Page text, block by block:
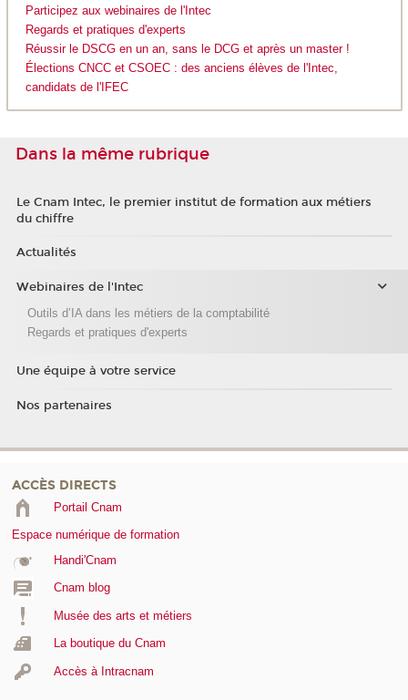
Participez aux webinaires de l'Intec
Regards et pratiques d'experts
Réussir le DSCG en un an, sans le DCG et après un master !
Élections CNCC et CSOEC : des anciens élèves de l'Intec,
candidats de l'IFEC
Dans la même rubrique
Le Cnam Intec, le premier institut de formation aux métiers
du chiffre
Actualités
Webinaires de l'Intec
Outils d’IA dans les métiers de la comptabilité
Regards et pratiques d'experts
Une équipe à votre service
Nos partenaires
ACCÈS DIRECTS
Portail Cnam
Espace numérique de formation
Handi'Cnam
Cnam blog
Musée des arts et métiers
La boutique du Cnam
Accès à Intracnam